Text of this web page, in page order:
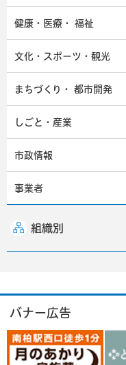
健康・医療・ 福祉
文化・スポーツ・観光
まちづくり・ 都市開発
しごと・産業
市政情報
事業者
組織別
バナー広告